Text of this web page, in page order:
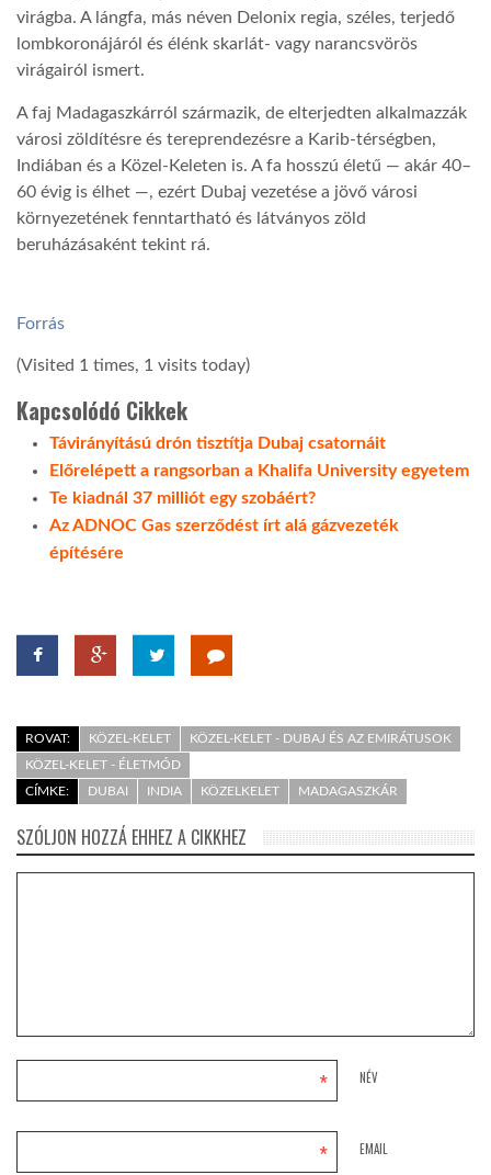
virágba. A lángfa, más néven Delonix regia, széles, terjedő
lombkoronájáról és élénk skarlát- vagy narancsvörös
virágairól ismert.
A faj Madagaszkárról származik, de elterjedten alkalmazzák
városi zöldítésre és tereprendezésre a Karib-térségben,
Indiában és a Közel-Keleten is. A fa hosszú életű — akár 40–
60 évig is élhet —, ezért Dubaj vezetése a jövő városi
környezetének fenntartható és látványos zöld
beruházásaként tekint rá.
Forrás
(Visited 1 times, 1 visits today)
Kapcsolódó Cikkek
Távirányítású drón tisztítja Dubaj csatornáit
Előrelépett a rangsorban a Khalifa University egyetem
Te kiadnál 37 milliót egy szobáért?
Az ADNOC Gas szerződést írt alá gázvezeték
építésére
ROVAT: KÖZEL-KELET
KÖZEL-KELET - DUBAJ ÉS AZ EMIRÁTUSOK
KÖZEL-KELET - ÉLETMÓD
CÍMKE:
DUBAI INDIA KÖZELKELET MADAGASZKÁR
SZÓLJON HOZZÁ EHHEZ A CIKKHEZ
NÉV
*
EMAIL
*